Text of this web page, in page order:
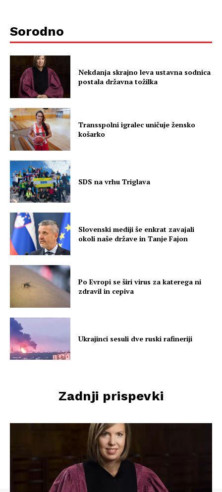
Sorodno
Nekdanja skrajno leva ustavna sodnica
postala državna tožilka
Transspolni igralec uničuje žensko
košarko
SDS na vrhu Triglava
Slovenski mediji še enkrat zavajali
okoli naše države in Tanje Fajon
Po Evropi se širi virus za katerega ni
zdravil in cepiva
Ukrajinci sesuli dve ruski rafineriji
Zadnji prispevki